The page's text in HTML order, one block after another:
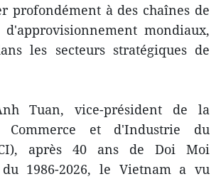
profondément à des chaînes de
mondiaux,
les secteurs stratégiques de
Tuan, vice-président de la
Commerce et d'Industrie du
après 40 ans de Doi Moi
du 1986-2026, le Vietnam a vu